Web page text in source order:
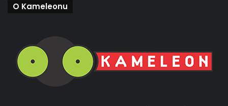
O Kameleonu